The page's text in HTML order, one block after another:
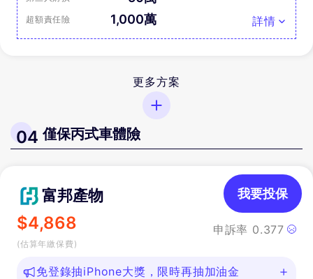
超額責任險 1,000萬 詳情
更多方案
04 僅保丙式車體險
富邦產物
$4,868
(估算年繳保費)
申訴率 0.377
我要投保
免登錄抽iPhone大獎，限時再抽加油金